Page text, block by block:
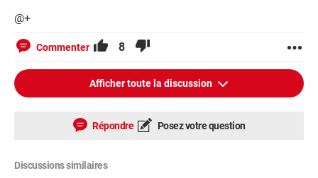
@+
Commenter 8
Afficher toute la discussion
Répondre Posez votre question
Discussions similaires